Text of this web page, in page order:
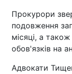
Прокурори
подовження
місяці, а
обов'язків на
Адвокати